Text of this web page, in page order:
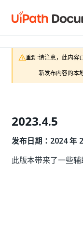
重要 :请注意，此内容
新发布内容的本
2023.4.5
发布日期：2024 年
此版本带来了一些辅